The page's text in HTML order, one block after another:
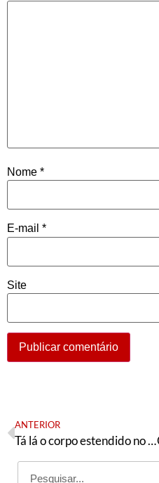
Nome *
E-mail *
Site
ANTERIOR
Tá lá o corpo estendido no chão… (Resolução da DEAE-RJ)